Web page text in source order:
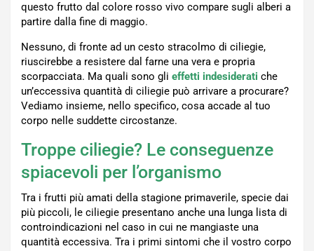
questo frutto dal colore rosso vivo compare sugli alberi a
partire dalla fine di maggio.
Nessuno, di fronte ad un cesto stracolmo di ciliegie,
riuscirebbe a resistere dal farne una vera e propria
scorpacciata. Ma quali sono gli effetti indesiderati che
un’eccessiva quantità di ciliegie può arrivare a procurare?
Vediamo insieme, nello specifico, cosa accade al tuo
corpo nelle suddette circostanze.
Troppe ciliegie? Le conseguenze
spiacevoli per l’organismo
Tra i frutti più amati della stagione primaverile, specie dai
più piccoli, le ciliegie presentano anche una lunga lista di
controindicazioni nel caso in cui ne mangiaste una
quantità eccessiva. Tra i primi sintomi che il vostro corpo